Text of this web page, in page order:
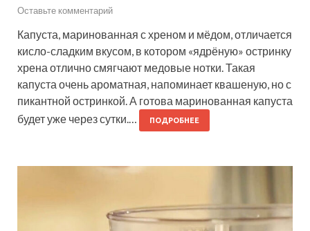
Оставьте комментарий
Капуста, маринованная с хреном и мёдом, отличается
кисло-сладким вкусом, в котором «ядрёную» остринку
хрена отлично смягчают медовые нотки. Такая
капуста очень ароматная, напоминает квашеную, но с
пикантной остринкой. А готова маринованная капуста
будет уже через сутки.…
ПОДРОБНЕЕ